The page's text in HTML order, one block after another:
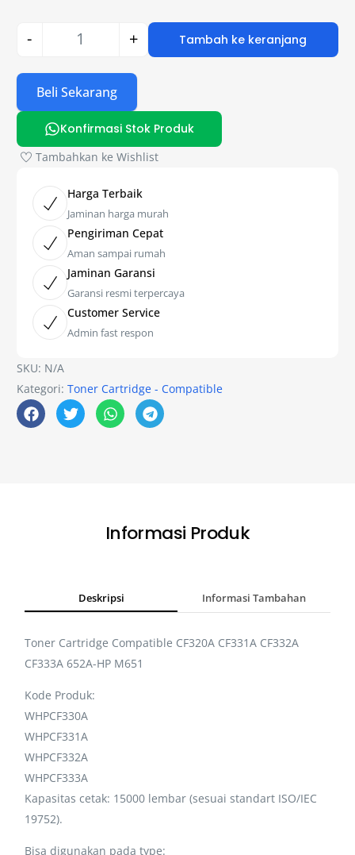
- + Tambah ke keranjang
Beli Sekarang
Konfirmasi Stok Produk
Tambahkan ke Wishlist
Harga Terbaik
Jaminan harga murah
Pengiriman Cepat
Aman sampai rumah
Jaminan Garansi
Garansi resmi terpercaya
Customer Service
Admin fast respon
SKU: N/A
Kategori:Toner Cartridge - Compatible
Informasi Produk
Deskripsi Informasi Tambahan
Toner Cartridge Compatible CF320A CF331A CF332A
CF333A 652A-HP M651
Kode Produk:
WHPCF330A
WHPCF331A
WHPCF332A
WHPCF333A
Kapasitas cetak: 15000 lembar (sesuai standart ISO/IEC
19752).
Bisa digunakan pada type: